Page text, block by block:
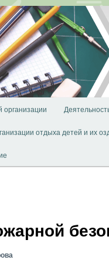
организации
отдыха детей и их